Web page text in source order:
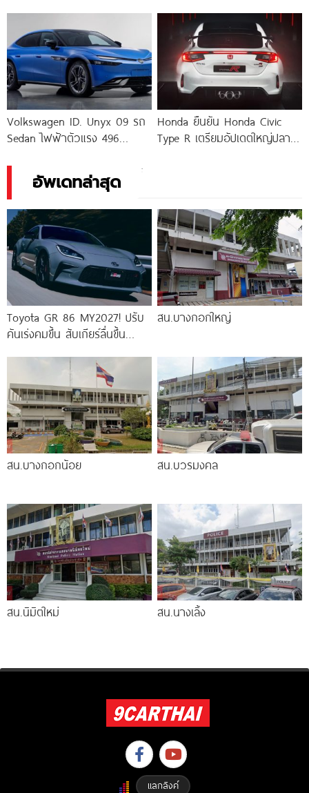
ภาพหลุดภาพสิทธิบัตร
Volkswagen ID. Unyx 09 รถ
Sedan ไฟฟ้าตัวแรง 496
Honda ยืนยัน Honda Civic
Type R เตรียมอัปเดตใหญ่ปลาย
อัพเดทล่าสุด
Toyota GR 86 MY2027! ปรับ
คันเร่งคมขึ้น สับเกียร์ลื่นขึ้น
สน.บางกอกใหญ่
สน.บางกอกน้อย สน.บวรมงคล
สน.นิมิตใหม่ สน.นางเลิ้ง
แลกลิงค์